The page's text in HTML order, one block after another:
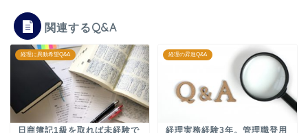
関連するQ&A
経理に異動希望Q&A
日商簿記1級を取れば未経験で
経理の昇進Q&A
経理実務経験3年。管理職登用